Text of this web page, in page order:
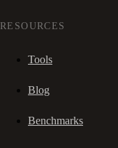
RESOURCES
Tools
Blog
Benchmarks